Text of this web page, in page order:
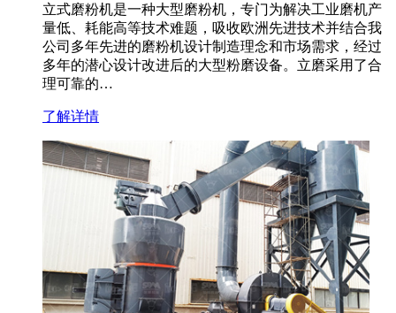
立式磨粉机是一种大型磨粉机，专门为解决工业磨机产
量低、耗能高等技术难题，吸收欧洲先进技术并结合我
公司多年先进的磨粉机设计制造理念和市场需求，经过
多年的潜心设计改进后的大型粉磨设备。立磨采用了合
理可靠的…
了解详情